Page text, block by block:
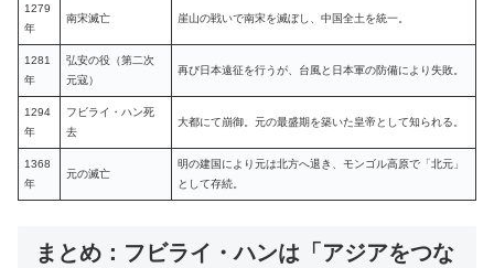
1279
年
南宋滅亡 崖山の戦いで南宋を滅ぼし、中国全土を統一。
1281
年
弘安の役（第二次
元寇）
再び日本遠征を行うが、台風と日本軍の防備により失敗。
1294
年
フビライ・ハン死
去
大都にて崩御。元の最盛期を築いた皇帝として知られる。
1368
年
元の滅亡
明の建国により元は北方へ退き、モンゴル高原で「北元」
として存続。
まとめ：フビライ・ハンは「アジアをつな